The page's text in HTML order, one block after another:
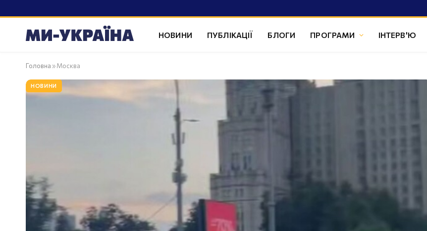
НОВИНИ ПУБЛІКАЦІЇ БЛОГИ ПРОГРАМИ ІНТЕРВ'Ю
Головна »Москва
НОВИНИ